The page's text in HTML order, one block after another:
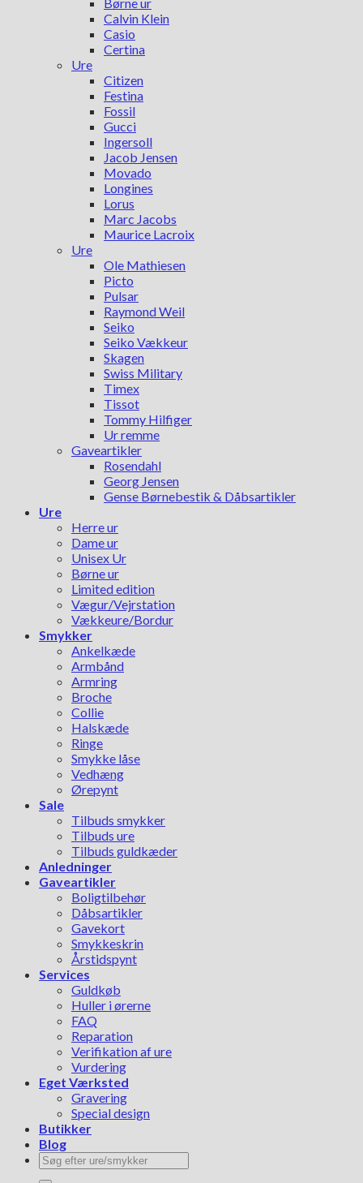
Calvin Klein
Casio
Certina
Ure
Citizen
Festina
Fossil
Gucci
Ingersoll
Jacob Jensen
Movado
Longines
Lorus
Marc Jacobs
Maurice Lacroix
Ure
Ole Mathiesen
Picto
Pulsar
Raymond Weil
Seiko
Seiko Vækkeur
Skagen
Swiss Military
Timex
Tissot
Tommy Hilfiger
Ur remme
Gaveartikler
Rosendahl
Georg Jensen
Gense Børnebestik & Dåbsartikler
Ure
Herre ur
Dame ur
Unisex Ur
Børne ur
Limited edition
Vægur/Vejrstation
Vækkeure/Bordur
Smykker
Ankelkæde
Armbånd
Armring
Broche
Collie
Halskæde
Ringe
Smykke låse
Vedhæng
Ørepynt
Sale
Tilbuds smykker
Tilbuds ure
Tilbuds guldkæder
Anledninger
Gaveartikler
Boligtilbehør
Dåbsartikler
Gavekort
Smykkeskrin
Årstidspynt
Services
Guldkøb
Huller i ørerne
FAQ
Reparation
Verifikation af ure
Vurdering
Eget Værksted
Gravering
Special design
Butikker
Blog
Søg
efter: